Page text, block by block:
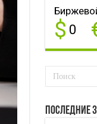
$ 0
Последние